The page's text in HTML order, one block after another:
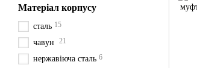
Матеріал корпусу
сталь 15
чавун 21
нержавіюча сталь 6